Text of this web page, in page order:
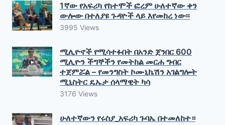
1ኛው የአፍሪካ የከተሞች ፎረም ሁለተኛው ቀን
ውሎው በተለያዩ ጉዳዮች ላይ እየመከረ ነው፡፡
3995 Views
ሚሊዮኖች የሚሳተፉበት በአንድ ጀንበር 600
ሚሊዮን ችግኞችን የመትከል መርሐ ግብር
ተጀምሯል – የመንግስት ኮሙኒኬሽን አገልግሎት
ሚኒስትር ዴኤታ ሰላማዊት ካሳ
3176 Views
ሁለተኛውን የሩስያ_አፍሪካ ጉባኤ በተመለከተ።